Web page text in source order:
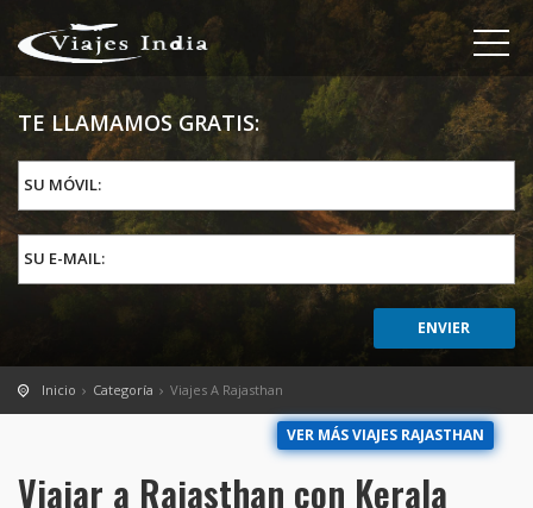
TE LLAMAMOS GRATIS:
SU MÓVIL:
SU E-MAIL:
Inicio Categoría Viajes A Rajasthan
VER MÁS VIAJES RAJASTHAN
Viajar a Rajasthan con Kerala